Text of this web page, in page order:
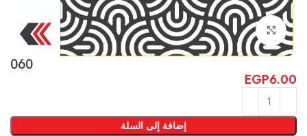
Click to enlarge
060
EGP6.00
إضافة إلى السلة